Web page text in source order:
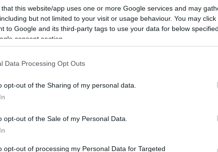
that this website/app uses one or more Google services and may
but not limited to your visit or usage behaviour. You may
to Google and its third-party tags to use your data for below
consent section.
Data Processing Opt Outs
opt-out of the Sharing of my personal data.
opt-out of the Sale of my Personal Data.
opt-out of processing my Personal Data for Targeted
συγκεκριμένοι δείκτες εξακολουθούν να
μια εποχή όπου οι οθόνες γίνονται ολοένα
σήμερα αποτελούν μόνο μία διάσταση της
στην καθημερινότητά μας, μεταβάλλονται
σε έντονα φωτεινά
απρόσκοπτη εναλλαγή μεταξύ διαφορετικών
της σύγχρονης ψηφιακής εμπειρίας.
της TCL στην τεχνολογία των οθονών